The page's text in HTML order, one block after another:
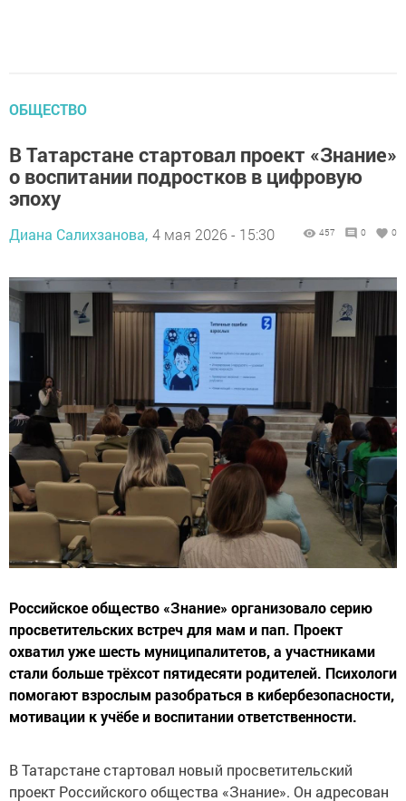
ОБЩЕСТВО
В Татарстане стартовал проект «Знание»
о воспитании подростков в цифровую
эпоху
Диана Салихзанова, 4 мая 2026 - 15:30 457 0 0
Российское общество «Знание» организовало серию
просветительских встреч для мам и пап. Проект
охватил уже шесть муниципалитетов, а участниками
стали больше трёхсот пятидесяти родителей. Психологи
помогают взрослым разобраться в кибербезопасности,
мотивации к учёбе и воспитании ответственности.
В Татарстане стартовал новый просветительский
проект Российского общества «Знание». Он адресован